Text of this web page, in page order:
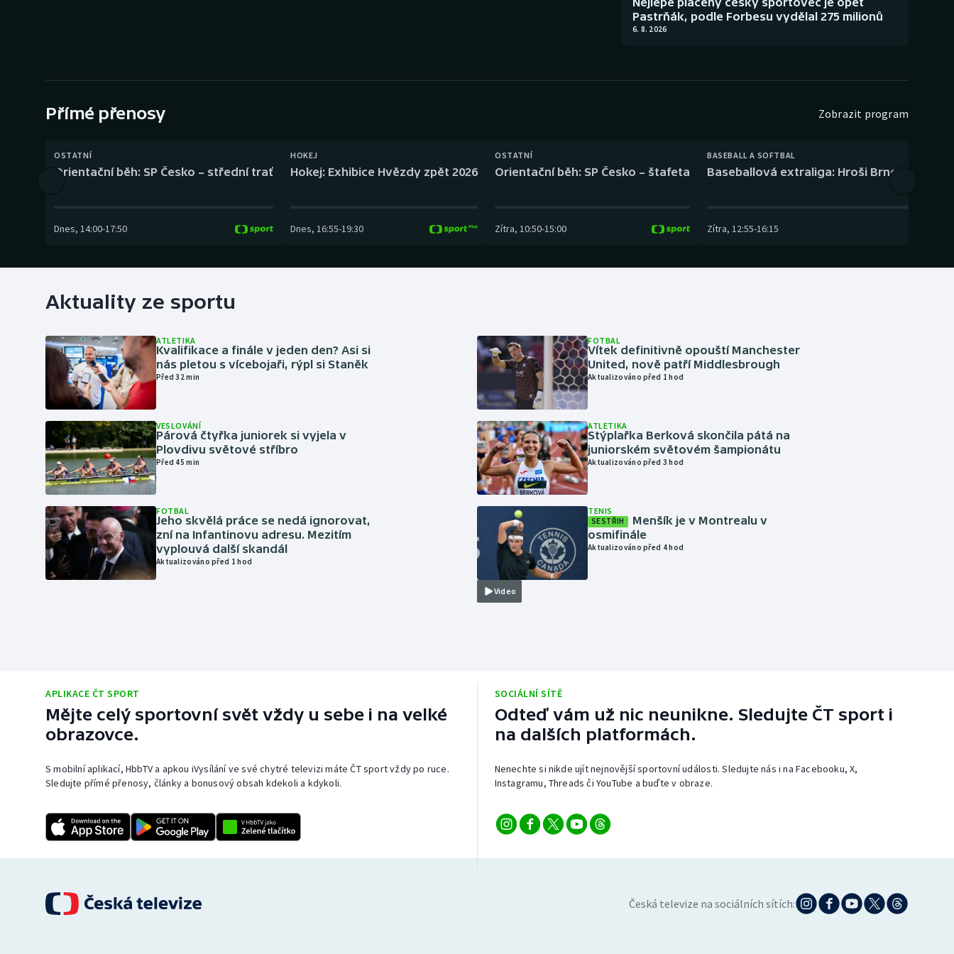
Gymnastika Plážový volejbal
Pastrňák, podle Forbesu vydělal 275 milionů
6. 8. 2026
Přímé přenosy Zobrazit program
OSTATNÍ
Orientační běh: SP Česko – střední trať
Dnes, 14:00-17:50
HOKEJ
Hokej: Exhibice Hvězdy zpět 2026
Dnes, 16:55-19:30
OSTATNÍ
Orientační běh: SP Česko – štafeta
Zítra, 10:50-15:00
BASEBALL A SOFTBAL
Baseballová extraliga: Hroši Brno – Eagles
Zítra, 12:55-16:15
Aktuality ze sportu
ATLETIKA
Kvalifikace a finále v jeden den? Asi si
nás pletou s vícebojaři, rýpl si Staněk
Před 32 min
VESLOVÁNÍ
Párová čtyřka juniorek si vyjela v
Plovdivu světové stříbro
Před 45 min
FOTBAL
Jeho skvělá práce se nedá ignorovat,
zní na Infantinovu adresu. Mezitím
vyplouvá další skandál
Aktualizováno před 1 hod
FOTBAL
Vítek definitivně opouští Manchester
United, nově patří Middlesbrough
Aktualizováno před 1 hod
ATLETIKA
Stýplařka Berková skončila pátá na
juniorském světovém šampionátu
Aktualizováno před 3 hod
Video
TENIS
SESTŘIH
Menšík je v Montrealu v
osmifinále
Aktualizováno před 4 hod
APLIKACE ČT SPORT
Mějte celý sportovní svět vždy u sebe i na velké
obrazovce.
S mobilní aplikací, HbbTV a apkou iVysílání ve své chytré televizi máte ČT sport vždy po ruce.
Sledujte přímé přenosy, články a bonusový obsah kdekoli a kdykoli.
SOCIÁLNÍ SÍTĚ
Odteď vám už nic neunikne. Sledujte ČT sport i
na dalších platformách.
Nenechte si nikde ujít nejnovější sportovní události. Sledujte nás i na Facebooku, X,
Instagramu, Threads či YouTube a buďte v obraze.
Česká televize na sociálních sítích: